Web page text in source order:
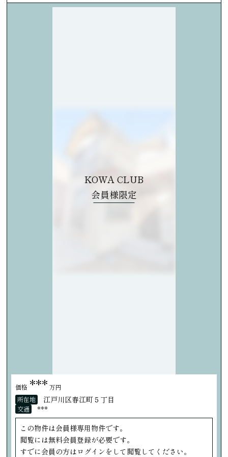
KOWA CLUB
会員様限定
価格 *** 万円
所在地
江戸川区春江町５丁目
交通
***
この物件は会員様専用物件です。
閲覧には無料会員登録が必要です。
すでに会員の方はログインをして閲覧してください。